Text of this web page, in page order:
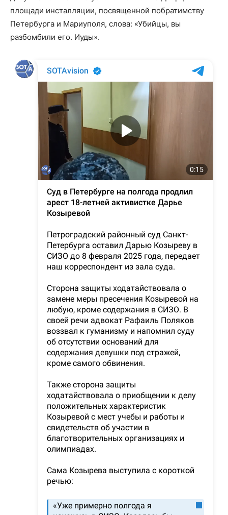
площади инсталляции, посвященной побратимству
Петербурга и Мариуполя, слова: «Убийцы, вы
разбомбили его. Иуды».